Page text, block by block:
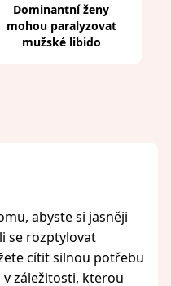
Dominantní ženy
mohou paralyzovat
mužské libido
abyste si jasněji
se rozptylovat
cítit silnou potřebu
záležitosti, kterou